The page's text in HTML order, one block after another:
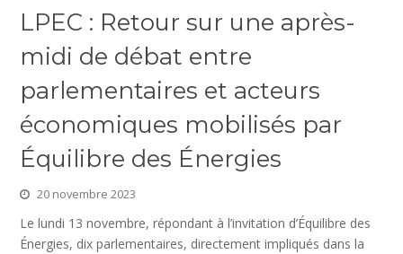
LPEC : Retour sur une après-
midi de débat entre
parlementaires et acteurs
économiques mobilisés par
Équilibre des Énergies
20 novembre 2023
Le lundi 13 novembre, répondant à l’invitation d’Équilibre des
Énergies, dix parlementaires, directement impliqués dans la